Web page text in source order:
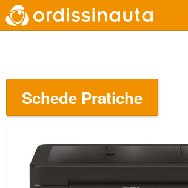
Schede Pratiche